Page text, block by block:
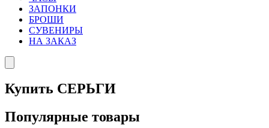
ЗАПОНКИ
БРОШИ
СУВЕНИРЫ
НА ЗАКАЗ
Купить СЕРЬГИ
Популярные товары